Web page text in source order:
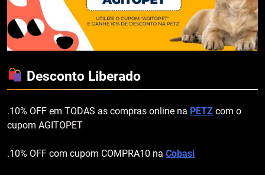
Desconto Liberado
.10% OFF em TODAS as compras online na PETZ com o
cupom AGITOPET
.10% OFF com cupom COMPRA10 na Cobasi